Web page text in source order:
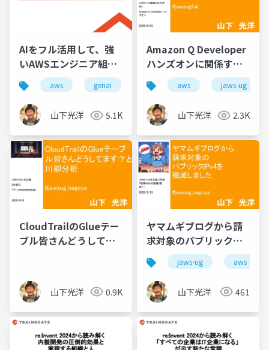
AIをフル活用して、強
いAWSエンジニア組織
になるための教育プラ
ン
aws genai
山下光洋 5.1K
Amazon Q Developer
ハンズオンに関係する
話と今日終わってから
の話
aws jaws-ug
山下光洋 2.3K
CloudTrailのGlueテー
ブル皆さんどうしてま
山下光洋 0.9K
ヤマムギブログから請
求対象のパブリック
IPv4を殲滅しました
jaws-ug aws
山下光洋 461